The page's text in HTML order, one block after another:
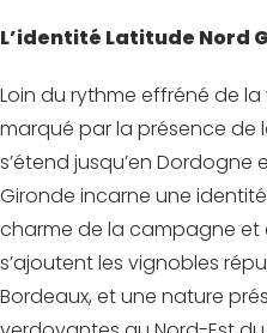
L’identité Latitude Nord
Loin du rythme effréné de la
marqué par la présence de
s’étend jusqu’en Dordogne
Gironde incarne une
charme de la campagne et
s’ajoutent les vignobles
Bordeaux, et une nature